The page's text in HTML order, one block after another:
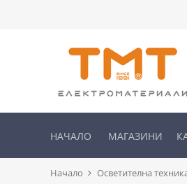
НАЧАЛО МАГАЗИНИ
Начало Осветителна